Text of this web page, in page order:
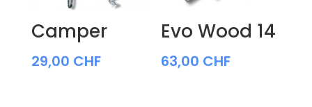
Camper
29,00 CHF
Evo Wood 14
63,00 CHF